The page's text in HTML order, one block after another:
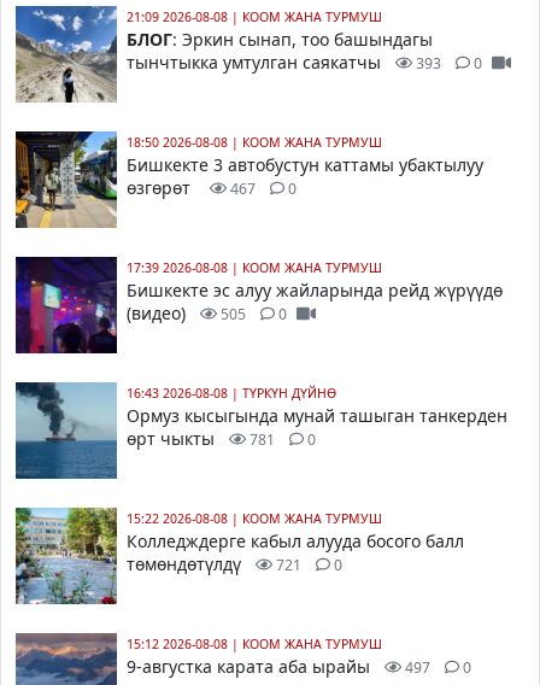
21:09 2026-08-08 | КООМ ЖАНА ТУРМУШ
БЛОГ: Эркин сынап, тоо башындагы
тынчтыкка умтулган саякатчы
393 0
18:50 2026-08-08 | КООМ ЖАНА ТУРМУШ
Бишкекте 3 автобустун каттамы убактылуу
өзгөрөт
467 0
17:39 2026-08-08 | КООМ ЖАНА ТУРМУШ
Бишкекте эс алуу жайларында рейд жүрүүдө
(видео)
505 0
16:43 2026-08-08 | ТҮРКҮН ДҮЙНӨ
Ормуз кысыгында мунай ташыган танкерден
өрт чыкты
781 0
15:22 2026-08-08 | КООМ ЖАНА ТУРМУШ
Колледждерге кабыл алууда босого балл
төмөндөтүлдү
721 0
15:12 2026-08-08 | КООМ ЖАНА ТУРМУШ
9-августка карата аба ырайы 497 0